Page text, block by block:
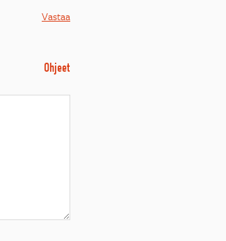
Vastaa
Ohjeet